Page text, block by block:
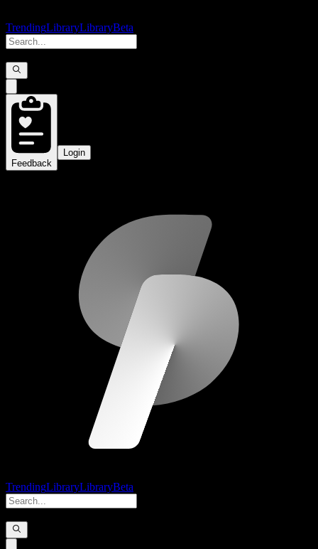
TrendingLibraryLibraryBeta
Feedback
Login
TrendingLibraryLibraryBeta